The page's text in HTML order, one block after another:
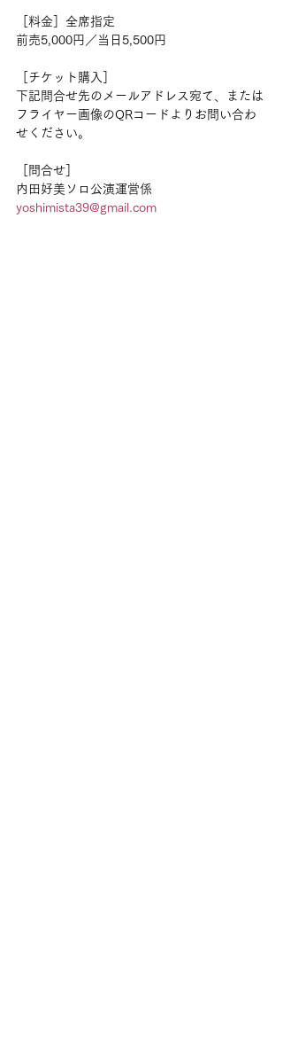
［料金］全席指定
前売5,000円／当日5,500円
［チケット購入］
下記問合せ先のメールアドレス宛て、または
フライヤー画像のQRコードよりお問い合わ
せください。
［問合せ］
内田好美ソロ公演運営係
yoshimista39@gmail.com